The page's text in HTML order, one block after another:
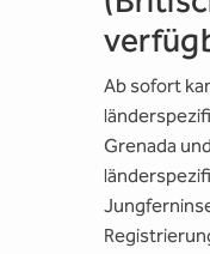
Ab sofort
Grenada